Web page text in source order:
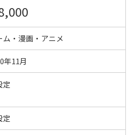
ム・漫画・アニメ
年11月
定
定